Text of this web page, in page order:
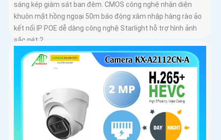
sáng kép giám sát ban đêm. CMOS công nghệ nhận diện
khuôn mặt hồng ngoại 50m báo động xâm nhập hàng rào ảo
kết nối IP POE dễ dàng công nghệ Starlight hỗ trợ hình ảnh
sắc nét 2